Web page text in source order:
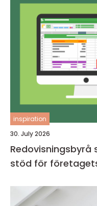
inspiration
30. July 2026
Redovisningsbyrå
stöd för